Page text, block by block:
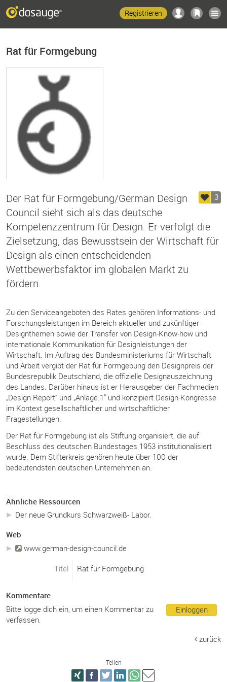
Registrieren
Rat für Formgebung
3
Der Rat für Formgebung/German Design
Council sieht sich als das deutsche
Kompetenzzentrum für Design. Er verfolgt die
Zielsetzung, das Bewusstsein der Wirtschaft für
Design als einen entscheidenden
Wettbewerbsfaktor im globalen Markt zu
fördern.
Zu den Serviceangeboten des Rates gehören Informations- und
Forschungsleistungen im Bereich aktueller und zukünftiger
Designthemen sowie der Transfer von Design-Know-how und
internationale Kommunikation für Designleistungen der
Wirtschaft. Im Auftrag des Bundesministeriums für Wirtschaft
und Arbeit vergibt der Rat für Formgebung den Designpreis der
Bundesrepublik Deutschland, die offizielle Designauszeichnung
des Landes. Darüber hinaus ist er Herausgeber der Fachmedien
„Design Report“ und „Anlage.1“ und konzipiert Design-Kongresse
im Kontext gesellschaftlicher und wirtschaftlicher
Fragestellungen.
Der Rat für Formgebung ist als Stiftung organisiert, die auf
Beschluss des deutschen Bundestages 1953 institutionalisiert
wurde. Dem Stifterkreis gehören heute über 100 der
bedeutendsten deutschen Unternehmen an.
Ähnliche Ressourcen
Der neue Grundkurs Schwarzweiß- Labor.
Web
www.german-design-council. de
Titel
Rat für Formgebung
Kommentare
Einloggen
Bitte logge dich ein, um einen Kommentar zu
verfassen.
zurück
Teilen